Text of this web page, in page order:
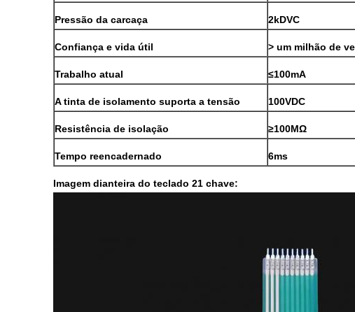
Pressão da carcaça 2kDVC
Confiança e vida útil > um milhão de
Trabalho atual ≤100mA
A tinta de isolamento suporta a tensão 100VDC
Resistência de isolação ≥100MΩ
Tempo reencadernado 6ms
Imagem dianteira do teclado 21 chave: